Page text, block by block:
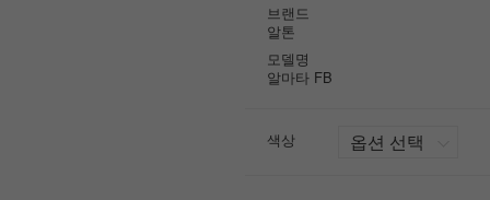
브랜드
알톤
모델명
알마타 FB
색상